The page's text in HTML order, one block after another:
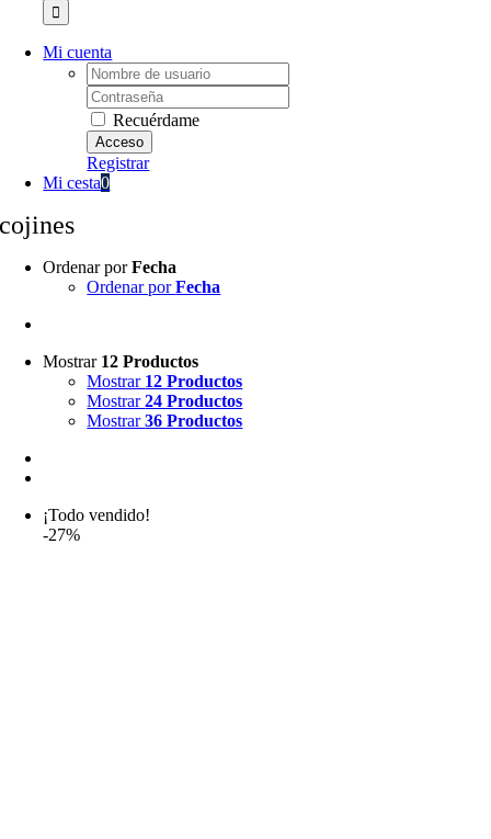
Mi cuenta
Username:
Password:
Recuérdame
Registrar
Mi cesta0
cojines
Ordenar porFecha
Ordenar porFecha
Mostrar 12 Productos
Mostrar 12 Productos
Mostrar24 Productos
Mostrar36 Productos
¡Todo vendido!
-27%